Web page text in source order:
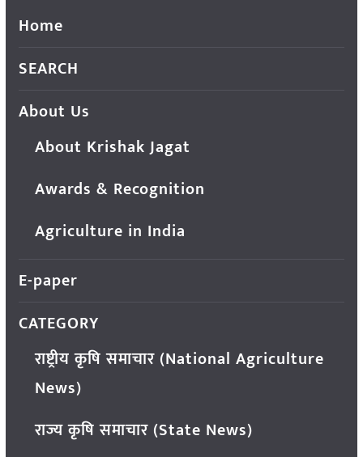
Home
SEARCH
About Us
About Krishak Jagat
Awards & Recognition
Agriculture in India
E-paper
CATEGORY
राष्ट्रीय कृषि समाचार (National Agriculture
News)
राज्य कृषि समाचार (State News)